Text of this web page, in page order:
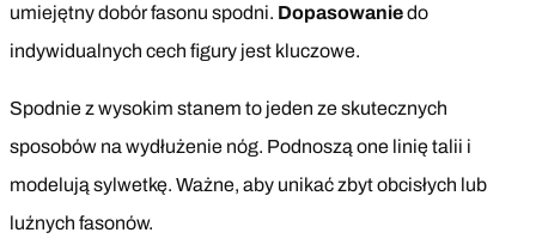
umiejętny dobór fasonu spodni. Dopasowaniedo
indywidualnych cech figury jest kluczowe.
Spodnie z wysokim stanem to jeden ze skutecznych
sposobów na wydłużenie nóg. Podnoszą one linię talii i
modelują sylwetkę. Ważne, aby unikać zbyt obcisłych lub
luźnych fasonów.